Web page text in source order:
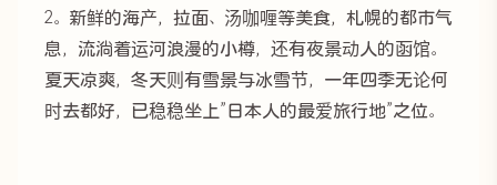
2。新鲜的海产，拉面、汤咖喱等美食，札幌的都市气
息，流淌着运河浪漫的小樽，还有夜景动人的函馆。
夏天凉爽，冬天则有雪景与冰雪节，一年四季无论何
时去都好，已稳稳坐上”日本人的最爱旅行地”之位。